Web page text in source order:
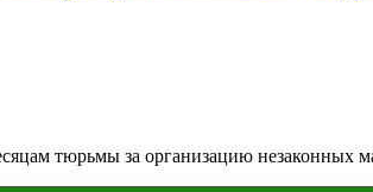
тюрьмы за организацию незаконных